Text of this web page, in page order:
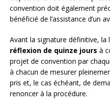
convention doit également
bénéficié de l’assistance d’un
Avant la signature définitive, la
réflexion de quinze jours à
projet de convention par
à chacun de mesurer
pris et, le cas échéant, de
renoncer à la procédure.